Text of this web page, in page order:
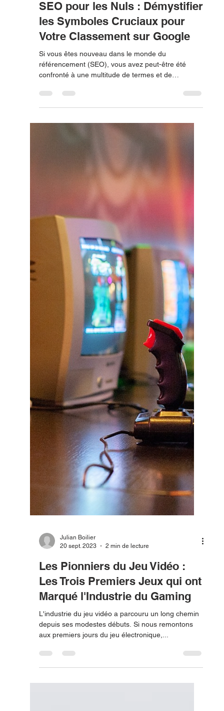
les Symboles Cruciaux pour
référencement (SEO), vous avez peut-être été
confronté à une multitude de termes et de
symboles...